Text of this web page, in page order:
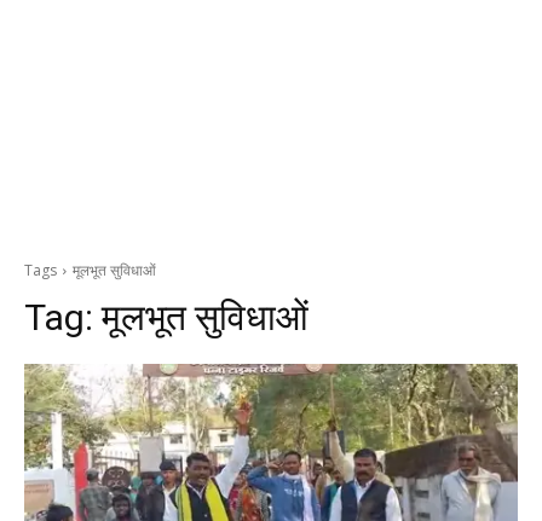
Tags मूलभूत सुविधाओं
Tag:मूलभूत सुविधाओं